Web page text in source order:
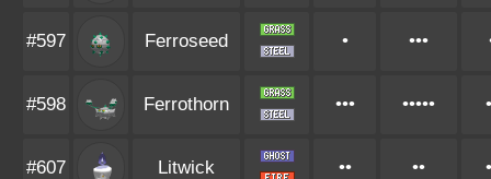
#597 Ferroseed • •••
#598 Ferrothorn ••• •••••
#607 Litwick •• ••